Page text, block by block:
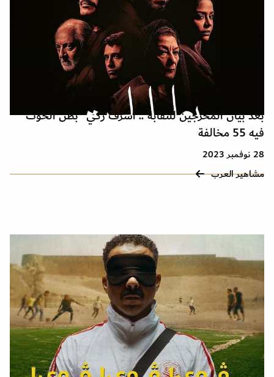
بعد بيان المخرجين للنقابة .. أشرف زكي "بطن الحوت"
فيه 55 مخالفة
28 نوفمبر 2023
مشاهير العرب